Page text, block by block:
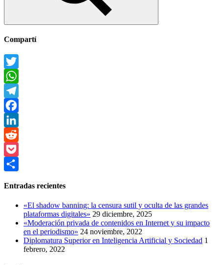
Buscar
Compartí
Twitter
WhatsApp
Telegram
Facebook
LinkedIn
Reddit
Pocket
Entradas recientes
«El shadow banning: la censura sutil y oculta de las grandes
plataformas digitales» 29 diciembre, 2025
«Moderación privada de contenidos en Internet y su impacto
en el periodismo» 24 noviembre, 2022
Diplomatura Superior en Inteligencia Artificial y Sociedad 1
febrero, 2022